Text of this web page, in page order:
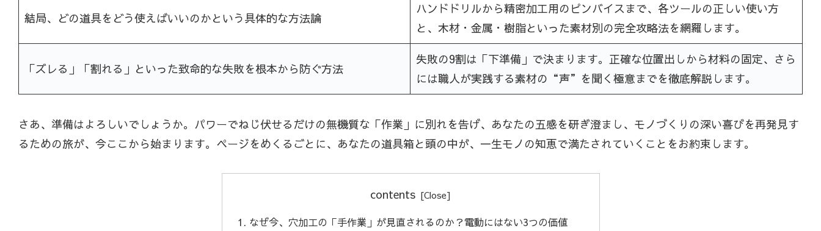
結局、どの道具をどう使えばいいのかという具体的な方法論
ハンドドリルから精密加工用のピンバイスまで、各ツールの正しい使い方
と、木材・金属・樹脂といった素材別の完全攻略法を網羅します。
「ズレる」「割れる」といった致命的な失敗を根本から防ぐ方法
失敗の9割は「下準備」で決まります。正確な位置出しから材料の固定、さら
には職人が実践する素材の“声”を聞く極意までを徹底解説します。
さあ、準備はよろしいでしょうか。パワーでねじ伏せるだけの無機質な「作業」に別れを告げ、あなたの五感を研ぎ澄まし、モノづくりの深い喜びを再発見す
るための旅が、今ここから始まります。ページをめくるごとに、あなたの道具箱と頭の中が、一生モノの知恵で満たされていくことをお約束します。
contents
なぜ今、穴加工の「手作業」が見直されるのか？電動にはない3つの価値